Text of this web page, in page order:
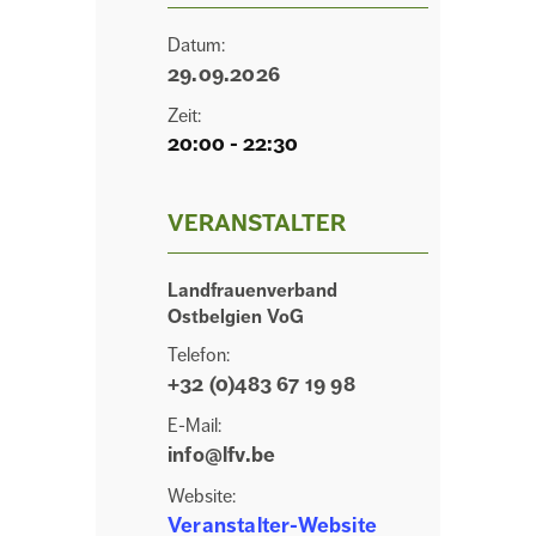
Datum:
29.09.2026
Zeit:
20:00 - 22:30
VERANSTALTER
Landfrauenverband
Ostbelgien VoG
Telefon:
+32 (0)483 67 19 98
E-Mail:
info@lfv.be
Website:
Veranstalter-Website